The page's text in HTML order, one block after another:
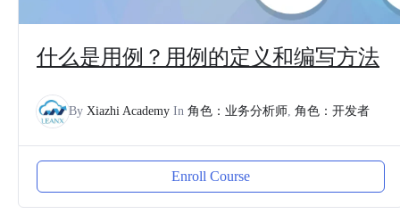
什么是用例？用例的定义和编写方法
By Xiazhi Academy In 角色：业务分析师, 角色：开发者
Enroll Course